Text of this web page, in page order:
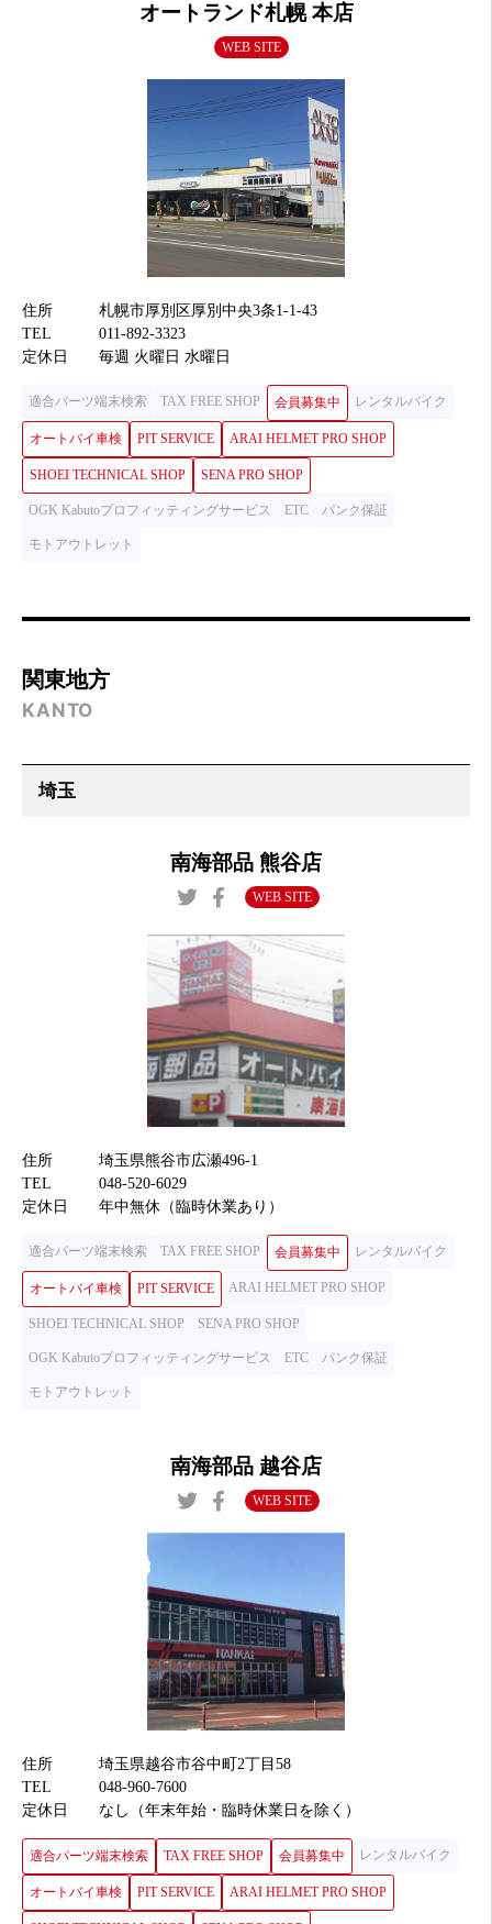
オートランド札幌 本店
WEB SITE
住所
札幌市厚別区厚別中央3条1-1-43
TEL
011-892-3323
定休日
毎週 火曜日 水曜日
適合パーツ端末検索 TAX FREE SHOP 会員募集中 レンタルバイク
オートバイ車検 PIT SERVICE ARAI HELMET PRO SHOP
SHOEI TECHNICAL SHOP SENA PRO SHOP
OGK Kabutoプロフィッティングサービス ETC パンク保証
モトアウトレット
関東地方
KANTO
南海部品 熊谷店
WEB SITE
住所
埼玉県熊谷市広瀬496-1
TEL
048-520-6029
定休日
年中無休（臨時休業あり）
適合パーツ端末検索 TAX FREE SHOP 会員募集中 レンタルバイク
オートバイ車検 PIT SERVICE ARAI HELMET PRO SHOP
SHOEI TECHNICAL SHOP SENA PRO SHOP
OGK Kabutoプロフィッティングサービス ETC パンク保証
モトアウトレット
南海部品 越谷店
WEB SITE
住所
埼玉県越谷市谷中町2丁目58
TEL
048-960-7600
定休日
なし（年末年始・臨時休業日を除く）
適合パーツ端末検索 TAX FREE SHOP 会員募集中 レンタルバイク
オートバイ車検 PIT SERVICE ARAI HELMET PRO SHOP